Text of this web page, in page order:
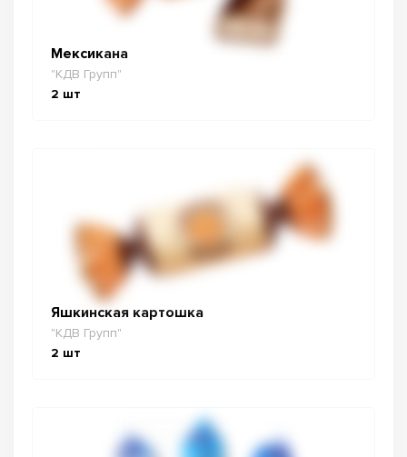
Мексикана
"КДВ Групп"
2 шт
Яшкинская картошка
"КДВ Групп"
2 шт